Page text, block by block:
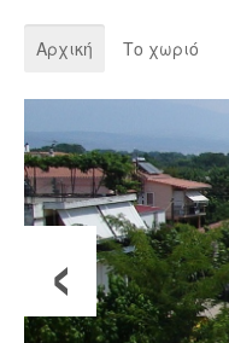
Αρχική Το χωριό
‹